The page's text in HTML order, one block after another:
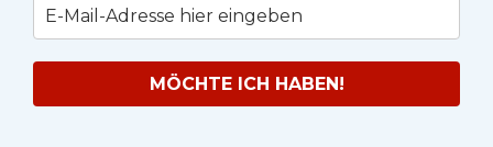
MÖCHTE ICH HABEN!